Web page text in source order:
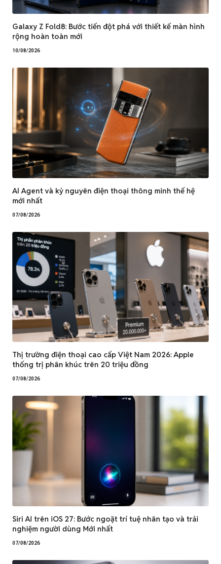
Galaxy Z Fold8: Bước tiến đột phá với thiết kế màn hình
rộng hoàn toàn mới
10/08/2026
AI Agent và kỷ nguyên điện thoại thông minh thế hệ
mới nhất
07/08/2026
Thị trường điện thoại cao cấp Việt Nam 2026: Apple
thống trị phân khúc trên 20 triệu đồng
07/08/2026
Siri AI trên iOS 27: Bước ngoặt trí tuệ nhân tạo và trải
nghiệm người dùng Mới nhất
07/08/2026